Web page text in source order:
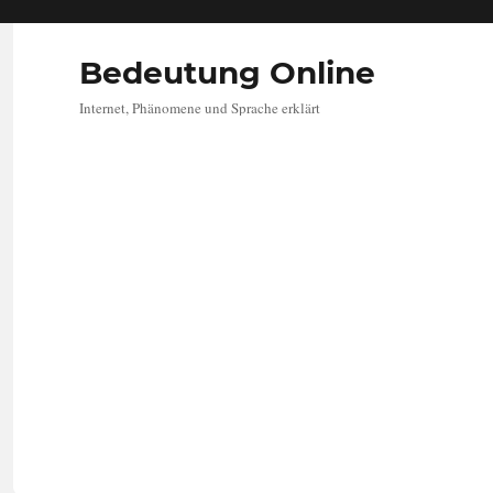
Bedeutung Online
Internet, Phänomene und Sprache erklärt